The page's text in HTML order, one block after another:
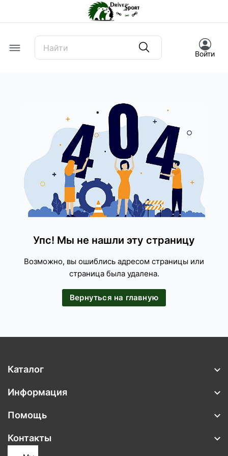
Offcanvas Menu Open
Войти
Упс! Мы не нашли эту страницу
Возможно, вы ошиблись адресом страницы или
страница была удалена.
Вернуться на главную
Каталог
Информация
Помощь
Контакты